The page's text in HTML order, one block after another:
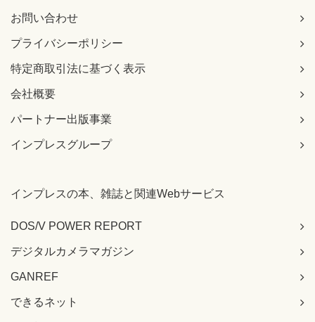
お問い合わせ
プライバシーポリシー
特定商取引法に基づく表示
会社概要
パートナー出版事業
インプレスグループ
インプレスの本、雑誌と関連Webサービス
DOS/V POWER REPORT
デジタルカメラマガジン
GANREF
できるネット